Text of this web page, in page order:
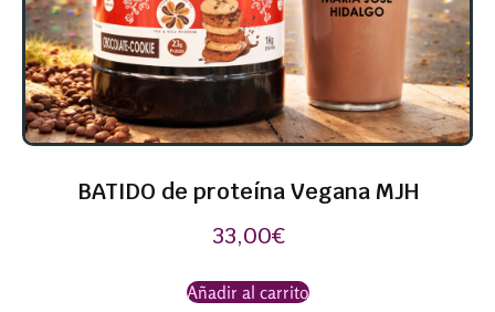
BATIDO de proteína Vegana MJH
33,00€
Añadir al carrito